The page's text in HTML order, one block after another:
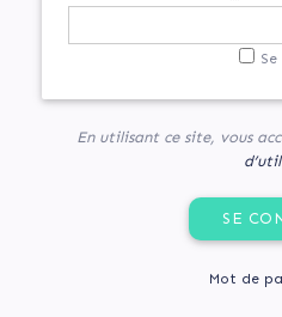
En utilisant ce site, vous
Mot de